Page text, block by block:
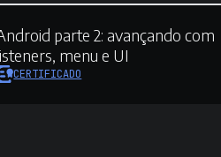
parte 2: avançando com
menu e UI
CERTIFICADO